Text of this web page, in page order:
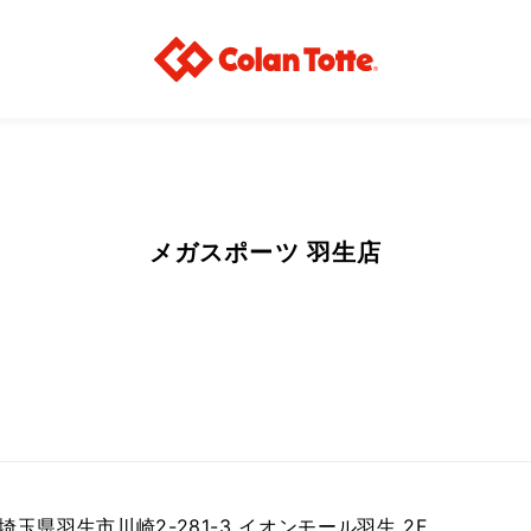
メガスポーツ 羽生店
玉県羽生市川崎2-281-3 イオンモール羽生 2F